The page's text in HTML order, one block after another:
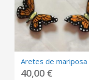
40,00 €